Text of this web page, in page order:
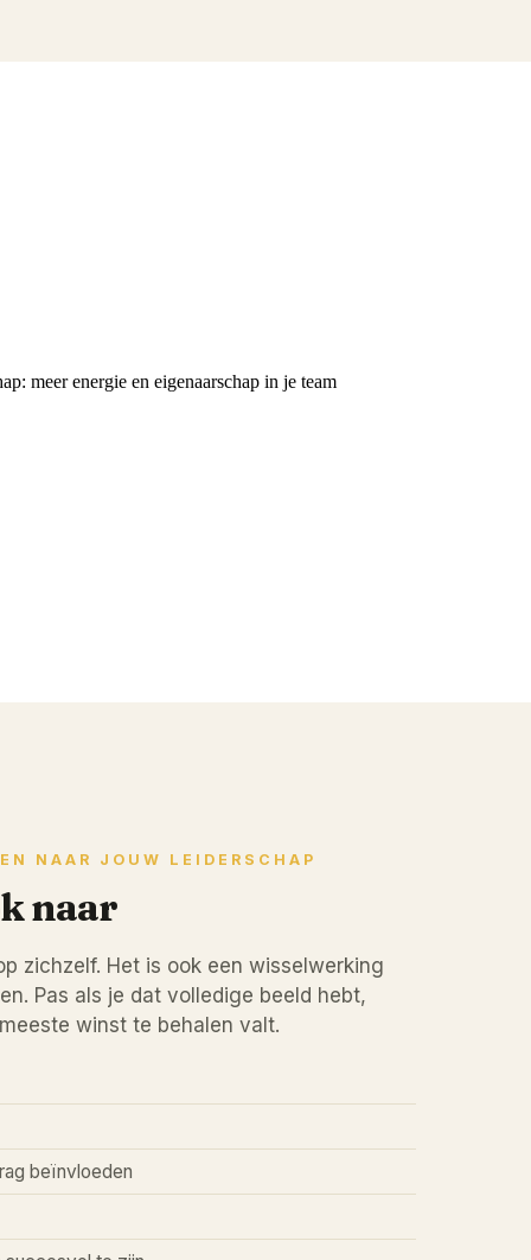
NAAR JOUW LEIDERSCHAP
naar
zichzelf. Het is ook een wisselwerking
Pas als je dat volledige beeld hebt,
winst te behalen valt.
beïnvloeden